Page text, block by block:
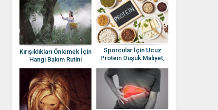
Kırışıklıkları Önlemek İçin
Hangi Bakım Rutini
Uygulanmalı? Cilt Sağlığı
Sporcular İçin Ucuz
Protein Düşük Maliyet,
Protein Listesi